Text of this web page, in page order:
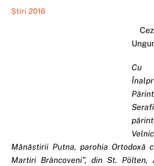
Știri 2016
Cu
Mănăstirii Putna, parohia Ortodoxă
Martiri Brâncoveni”, din St.